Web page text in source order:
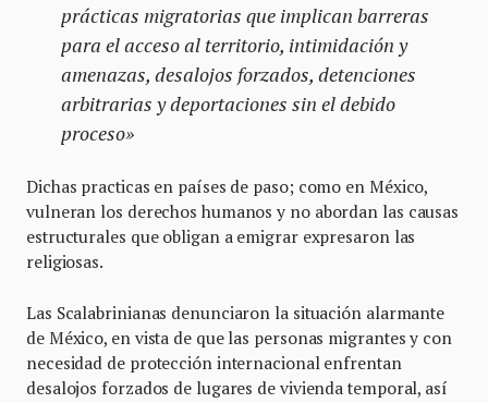
prácticas migratorias que implican barreras
para el acceso al territorio, intimidación y
amenazas, desalojos forzados, detenciones
arbitrarias y deportaciones sin el debido
proceso»
Dichas practicas en países de paso; como en México,
vulneran los derechos humanos y no abordan las causas
estructurales que obligan a emigrar expresaron las
religiosas.
Las Scalabrinianas denunciaron la situación alarmante
de México, en vista de que las personas migrantes y con
necesidad de protección internacional enfrentan
desalojos forzados de lugares de vivienda temporal, así